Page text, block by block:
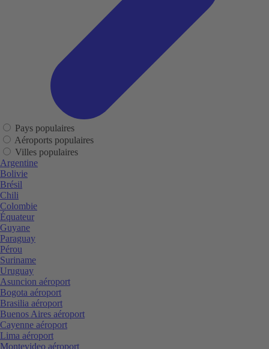
Pays populaires
Aéroports populaires
Villes populaires
Argentine
Bolivie
Brésil
Chili
Colombie
Équateur
Guyane
Paraguay
Pérou
Suriname
Uruguay
Asuncion aéroport
Bogota aéroport
Brasilia aéroport
Buenos Aires aéroport
Cayenne aéroport
Lima aéroport
Montevideo aéroport